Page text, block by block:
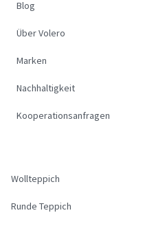
Blog
Über Volero
Marken
Nachhaltigkeit
Kooperationsanfragen
Wollteppich
Runde Teppich